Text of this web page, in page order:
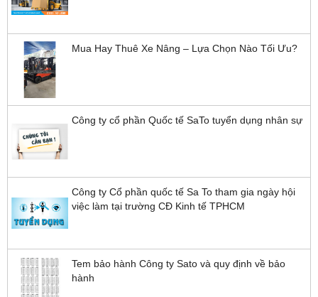
Mua Hay Thuê Xe Nâng – Lựa Chọn Nào Tối Ưu?
Công ty cổ phần Quốc tế SaTo tuyển dụng nhân sự
Công ty Cổ phần quốc tế Sa To tham gia ngày hội
việc làm tại trường CĐ Kinh tế TPHCM
Tem bảo hành Công ty Sato và quy định về bảo
hành